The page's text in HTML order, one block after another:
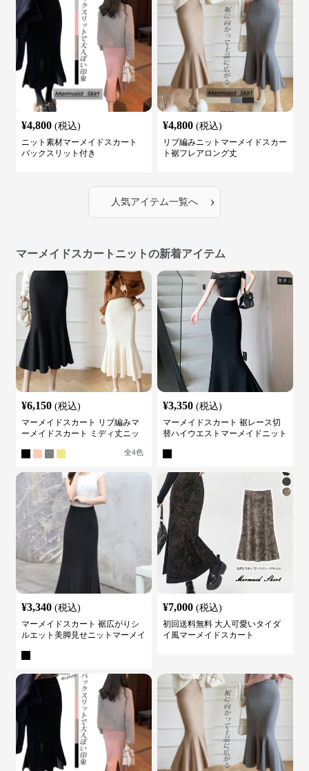
¥4,800 (税込)
ニット素材マーメイドスカート
バックスリット付き
¥4,800 (税込)
リブ編みニットマーメイドスカー
ト裾フレアロング丈
人気アイテム一覧へ ›
マーメイドスカートニットの新着アイテム
¥6,150 (税込)
マーメイドスカート リブ編みマ
ーメイドスカート ミディ丈ニッ
全4色
¥3,350 (税込)
マーメイドスカート 裾レース切
替ハイウエストマーメイドニット
¥3,340 (税込)
マーメイドスカート 裾広がりシ
ルエット美脚見せニットマーメイ
¥7,000 (税込)
初回送料無料 大人可愛いタイダ
イ風マーメイドスカート